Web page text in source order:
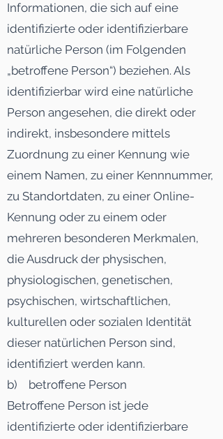
Informationen, die sich auf eine
identifizierte oder identifizierbare
natürliche Person (im Folgenden
„betroffene Person“) beziehen. Als
identifizierbar wird eine natürliche
Person angesehen, die direkt oder
indirekt, insbesondere mittels
Zuordnung zu einer Kennung wie
einem Namen, zu einer Kennnummer,
zu Standortdaten, zu einer Online-
Kennung oder zu einem oder
mehreren besonderen Merkmalen,
die Ausdruck der physischen,
physiologischen, genetischen,
psychischen, wirtschaftlichen,
kulturellen oder sozialen Identität
dieser natürlichen Person sind,
identifiziert werden kann.
b) betroffene Person
Betroffene Person ist jede
identifizierte oder identifizierbare